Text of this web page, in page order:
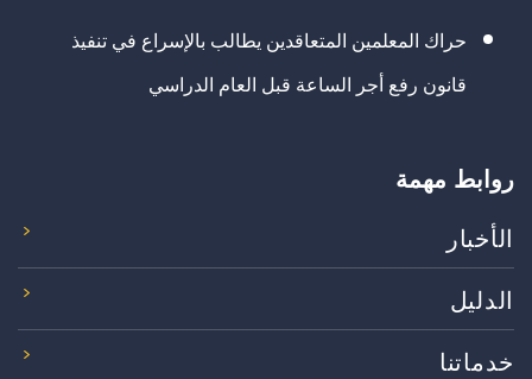
حراك المعلمين المتعاقدين يطالب بالإسراع في تنفيذ
قانون رفع أجر الساعة قبل العام الدراسي
روابط مهمة
الأخبار
الدليل
خدماتنا